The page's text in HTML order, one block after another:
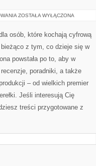
GRY
ZOSTAŁA WYŁĄCZONA
osób, które kochają cyfrową
z tym, co dzieje się w
powstała po to, aby w
poradniki, a także
– od wielkich premier
Jeśli interesują Cię
treści przygotowane z